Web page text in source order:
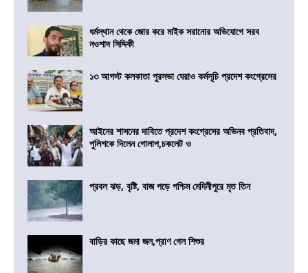
ধর্মস্থান থেকে জোর করে মাইক সরানোর অভিযোগে সরব
নওশাদ সিদ্দিকী
১৩ আগস্ট কলকাতা পুরসভা ঘেরাও কর্মসূচি প্রদেশ কংগ্রেসের
আইনের শাসনের দাবিতে প্রদেশ কংগ্রেসের অভিনব প্রতিবাদ,
পুলিশকে দিলেন গোলাপ,চকলেট ও
প্রবল ঝড়, বৃষ্টি, বাজ পড়ে পশ্চিম মেদিনীপুরে মৃত তিন
বাড়ির কাছে জমা জল,প্রাণ গেল শিশুর